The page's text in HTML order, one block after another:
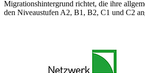
Migrationshintergrund richtet, die ihre
den Niveaustufen A2, B1, B2, C1 und C2